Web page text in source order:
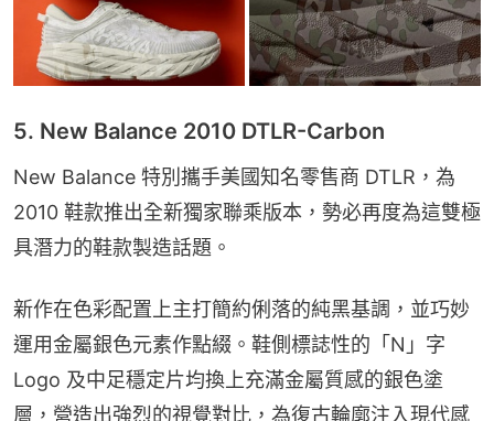
5. New Balance 2010 DTLR-Carbon
New Balance 特別攜手美國知名零售商 DTLR，為
2010 鞋款推出全新獨家聯乘版本，勢必再度為這雙極
具潛力的鞋款製造話題。
新作在色彩配置上主打簡約俐落的純黑基調，並巧妙
運用金屬銀色元素作點綴。鞋側標誌性的「N」字
Logo 及中足穩定片均換上充滿金屬質感的銀色塗
層，營造出強烈的視覺對比，為復古輪廓注入現代感